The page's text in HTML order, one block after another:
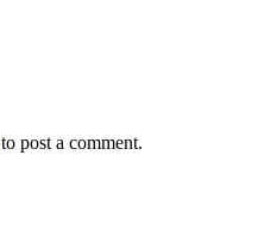
to post a comment.